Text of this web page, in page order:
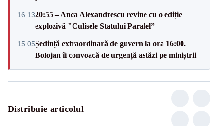
16:1320:55 – Anca Alexandrescu revine cu o ediție
explozivă "Culisele Statului Paralel”
15:05Ședință extraordinară de guvern la ora 16:00.
Bolojan îi convoacă de urgență astăzi pe miniștrii
Distribuie articolul